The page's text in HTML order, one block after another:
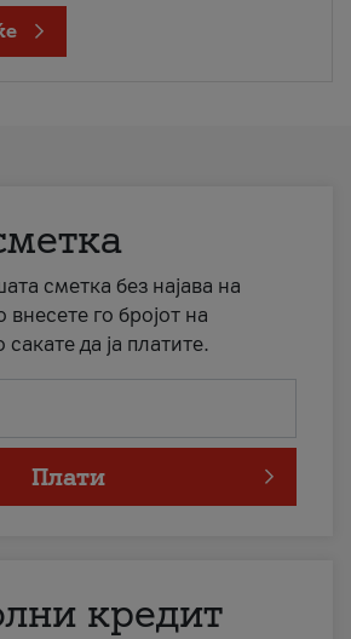
сметка без најава на
го бројот на
да ја платите.
Плати
кредит